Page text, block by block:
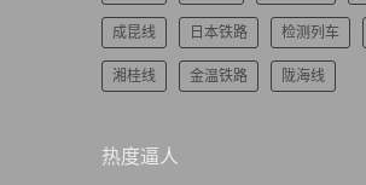
成昆线 日本铁路 检测列车
湘桂线 金温铁路 陇海线
热度逼人